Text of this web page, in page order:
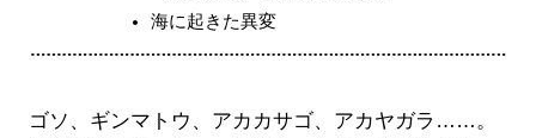
海に起きた異変
ゴソ、ギンマトウ、アカカサゴ、アカヤガラ……。